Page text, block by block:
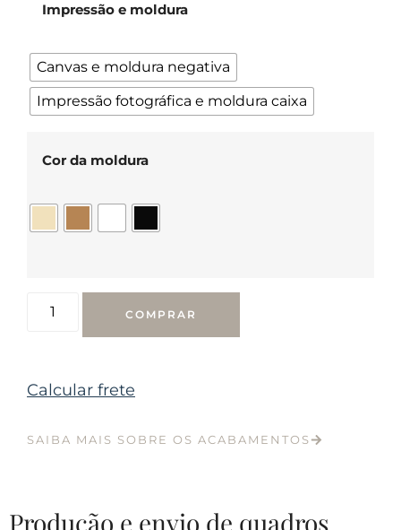
Impressão e moldura
Canvas e moldura negativa
Impressão fotográfica e moldura caixa
Cor da moldura
COMPRAR
Calcular frete
SAIBA MAIS SOBRE OS ACABAMENTOS
Produção e envio de quadros